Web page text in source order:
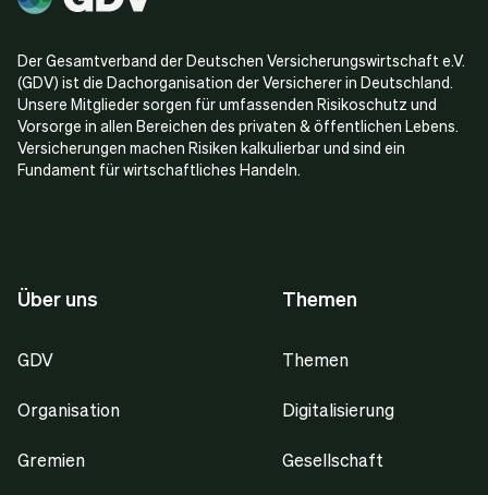
Der Gesamtverband der Deutschen Versicherungswirtschaft e.V.
(GDV) ist die Dachorganisation der Versicherer in Deutschland.
Unsere Mitglieder sorgen für umfassenden Risikoschutz und
Vorsorge in allen Bereichen des privaten & öffentlichen Lebens.
Versicherungen machen Risiken kalkulierbar und sind ein
Fundament für wirtschaftliches Handeln.
Über uns
GDV
Organisation
Gremien
Themen
Themen
Digitalisierung
Gesellschaft